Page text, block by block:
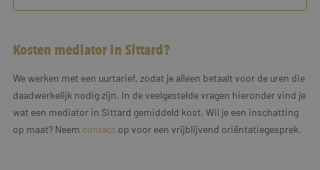
Kosten mediator in Sittard?
We werken met een uurtarief, zodat je alleen betaalt voor de uren die
daadwerkelijk nodig zijn. In de veelgestelde vragen hieronder vind je
wat een mediator in Sittard gemiddeld kost. Wil je een inschatting
op maat? Neem contact op voor een vrijblijvend oriëntatiegesprek.